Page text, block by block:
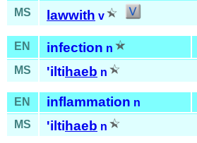
MS
lawwith v
EN infection n
MS
'iltihaeb n
EN inflammation n
MS
'iltihaeb n